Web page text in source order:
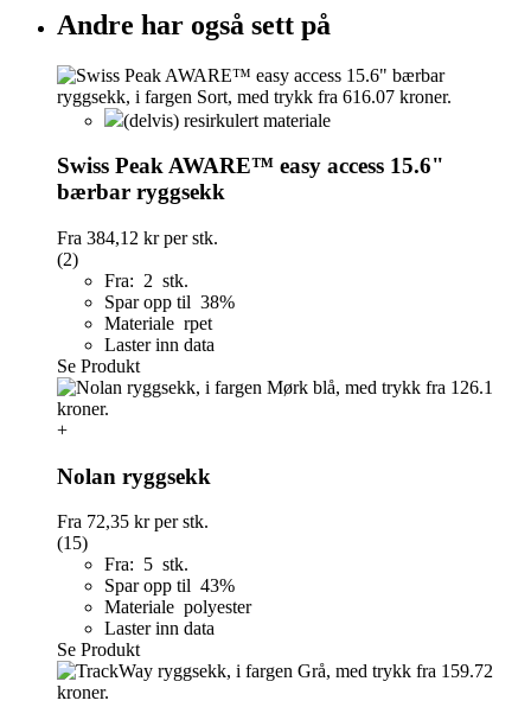
Andre har også sett på
(delvis) resirkulert materiale
Swiss Peak AWARE™ easy access 15.6"
bærbar ryggsekk
Fra 384,12 krper stk.
(2)
Fra: 2 stk.
Spar opp til 38%
Materiale rpet
Laster inn data
Se Produkt
+
Nolan ryggsekk
Fra 72,35 krper stk.
(15)
Fra: 5 stk.
Spar opp til 43%
Materiale polyester
Laster inn data
Se Produkt